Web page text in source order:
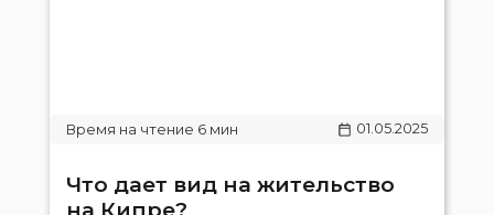
01.05.2025
Что дает вид на жительство